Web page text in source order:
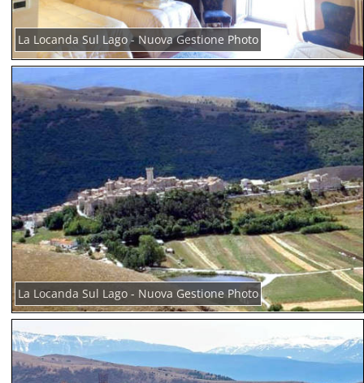
La Locanda Sul Lago - Nuova Gestione Photo
La Locanda Sul Lago - Nuova Gestione Photo